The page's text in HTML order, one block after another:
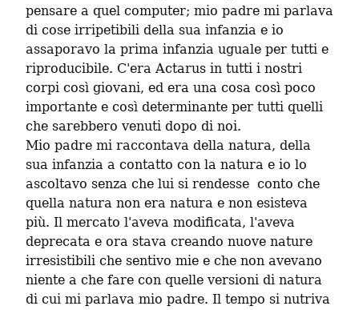
pensare a quel computer; mio padre mi parlava
di cose irripetibili della sua infanzia e io
assaporavo la prima infanzia uguale per tutti e
riproducibile. C'era Actarus in tutti i nostri
corpi così giovani, ed era una cosa così poco
importante e così determinante per tutti quelli
che sarebbero venuti dopo di noi.
Mio padre mi raccontava della natura, della
sua infanzia a contatto con la natura e io lo
ascoltavo senza che lui si rendesse  conto che
quella natura non era natura e non esisteva
più. Il mercato l'aveva modificata, l'aveva
deprecata e ora stava creando nuove nature
irresistibili che sentivo mie e che non avevano
niente a che fare con quelle versioni di natura
di cui mi parlava mio padre. Il tempo si nutriva